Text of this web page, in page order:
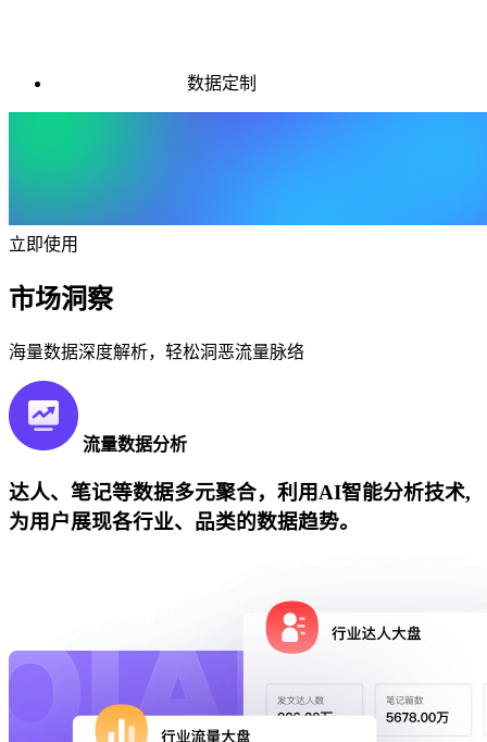
数据定制
立即使用
市场洞察
海量数据深度解析，轻松洞恶流量脉络
流量数据分析
达人、笔记等数据多元聚合，利用AI智能分析技术,
为用户展现各行业、品类的数据趋势。